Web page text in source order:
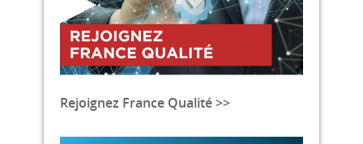
Rejoignez France Qualité >>